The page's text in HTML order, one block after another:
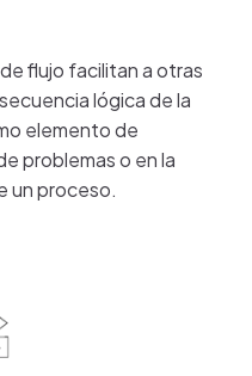
flujo facilitan a otras
lógica de la
elemento de
problemas o en la
un proceso.